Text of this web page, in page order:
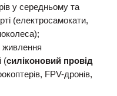
у середньому та
(електросамокати,
живлення
(силіконовий провід
FPV-дронів,